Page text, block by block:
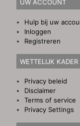
UW ACCOUNT
Hulp bij uw
Inloggen
Registreren
WETTELIJK KADER
Privacy beleid
Disclaimer
Terms of service
Privacy Settings